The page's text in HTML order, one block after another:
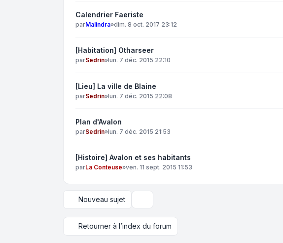
Calendrier Faeriste
parMalindra»dim. 8 oct. 2017 23:12
[Habitation] Otharseer
parSedrin»lun. 7 déc. 2015 22:10
[Lieu] La ville de Blaine
parSedrin»lun. 7 déc. 2015 22:08
Plan d'Avalon
parSedrin»lun. 7 déc. 2015 21:53
[Histoire] Avalon et ses habitants
parLa Conteuse»ven. 11 sept. 2015 11:53
Nouveau sujet
Retourner à l’index du forum